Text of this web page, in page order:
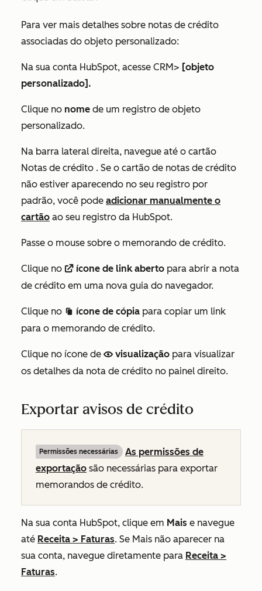
Para ver mais detalhes sobre notas de crédito
associadas do objeto personalizado:
Na sua conta HubSpot, acesse CRM> [objeto
personalizado].
Clique no nome de um registro de objeto
personalizado.
Na barra lateral direita, navegue até o cartão
Notas de crédito . Se o cartão de notas de crédito
não estiver aparecendo no seu registro por
padrão, você pode adicionar manualmente o
cartão ao seu registro da HubSpot.
Passe o mouse sobre o memorando de crédito.
Clique no externalLink ícone de link aberto para abrir a nota
de crédito em uma nova guia do navegador.
Clique no duplicate ícone de cópia para copiar um link
para o memorando de crédito.
Clique no ícone de preview visualização para visualizar
os detalhes da nota de crédito no painel direito.
Exportar avisos de crédito
Permissões necessárias
As permissões de
exportação são necessárias para exportar
memorandos de crédito.
Na sua conta HubSpot, clique em Mais e navegue
até Receita > Faturas. Se Mais não aparecer na
sua conta, navegue diretamente para Receita >
Faturas.